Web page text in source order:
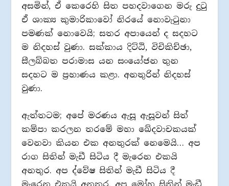
අසමින්, ඒ කෙරෙහි සිත පහදවාගෙන මරු දුටු
ඒ ශාක්‍ය කුමාරිකාවෝ නිරයේ නොවැටුනා
පමණක් නොවෙයි; සතර අපායෙන් ද සදහට
ම නිදහස් වුණා. සක්කාය දිට්ඨි, විචිකිච්ඡා,
සීලබ්බත පරාමාස යන සංයෝජන තුන
සදහට ම ප්‍රහාණය කළා. අනතුරින් නිදහස්
වුණා.
ඇත්තටම; අපේ මරණය ඇසූ ඇසූවන් සිත්
කම්පා කරලන තරමේ මහා ඛේදවාචකයක්
වෙනවා කියන එක අනතුරක් නෙමෙයි… අප
රාග සිතින් මැඩී සිටිය දී මැරෙන එකයි
අනතුර. අප ද්වේෂ සිතින් මැඩී සිටිය දී